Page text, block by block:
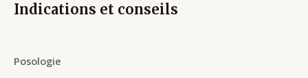
Indications et conseils
Posologie